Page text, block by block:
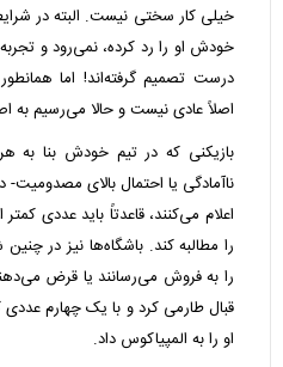
خیلی کار سختی نیست. البته در
خودش او را رد کرده، نمی‌رود و
درست تصمیم گرفته‌اند! اما
اصلاً عادی نیست و حالا می‌رسیم
بازیکنی که در تیم خودش بنا به
ناآمادگی یا احتمال بالای
اعلام می‌کنند، قاعدتاً باید عددی
را مطالبه کند. باشگاه‌ها نیز در
را به فروش می‌رسانند یا قرض
قبال طارمی کرد و با یک چهارم
او را به المپیاکوس داد.